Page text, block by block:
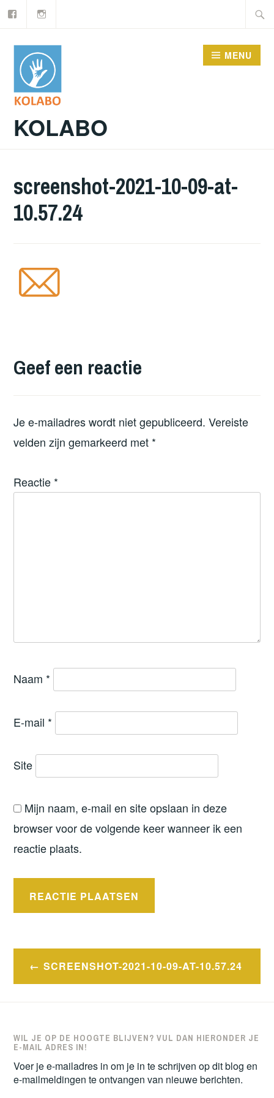
Doorgaan
inhoud
KOLABO
MENU
screenshot-2021-10-09-at-
10.57.24
Geef een reactie
Je e-mailadres wordt niet gepubliceerd. Vereiste
velden zijn gemarkeerd met *
Reactie *
Naam *
E-mail *
Site
Mijn naam, e-mail en site opslaan in deze
browser voor de volgende keer wanneer ik een
reactie plaats.
Bericht
navigatie
SCREENSHOT-2021-10-09-AT-10.57.24
WIL JE OP DE HOOGTE BLIJVEN? VUL DAN HIERONDER JE
E-MAIL ADRES IN!
Voer je e-mailadres in om je in te schrijven op dit blog en
e-mailmeldingen te ontvangen van nieuwe berichten.